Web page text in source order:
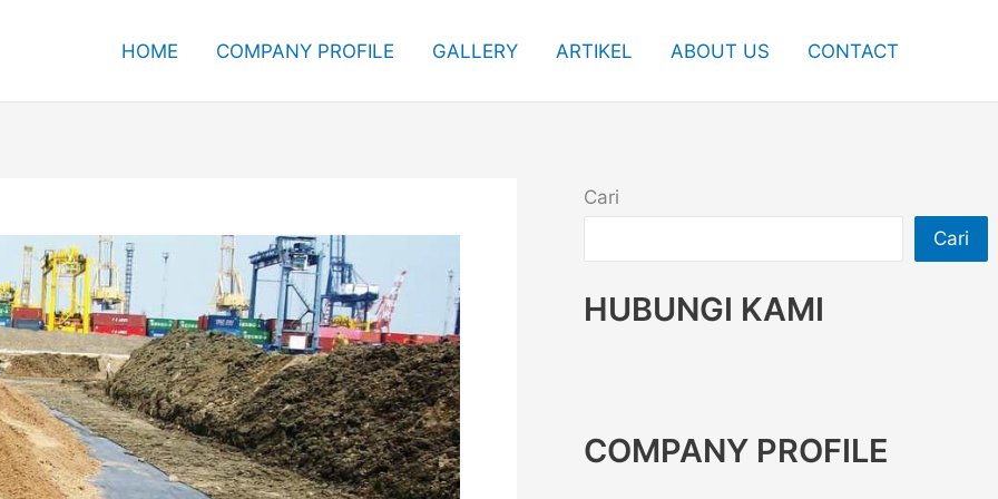
HOME COMPANY PROFILE GALLERY ARTIKEL ABOUT US CONTACT
Cari
Cari
HUBUNGI KAMI
COMPANY PROFILE